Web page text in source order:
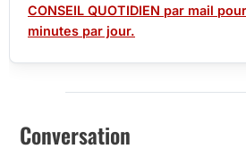
CONSEIL QUOTIDIEN par mail
minutes par jour.
Conversation